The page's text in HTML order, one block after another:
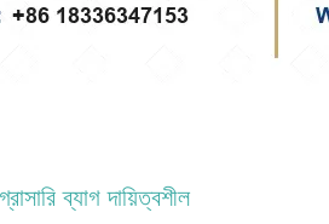
ব্যাগ দায়িত্বশীল